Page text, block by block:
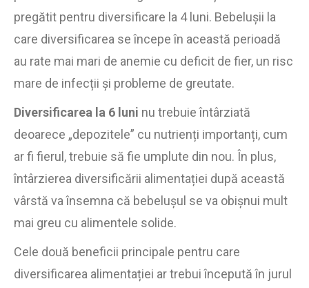
pregătit pentru diversificare la 4 luni. Bebelușii la
care diversificarea se începe în această perioadă
au rate mai mari de anemie cu deficit de fier, un risc
mare de infecții și probleme de greutate.
Diversificarea la 6 luni nu trebuie întârziată
deoarece „depozitele” cu nutrienți importanți, cum
ar fi fierul, trebuie să fie umplute din nou. În plus,
întârzierea diversificării alimentației după această
vârstă va însemna că bebelușul se va obișnui mult
mai greu cu alimentele solide.
Cele două beneficii principale pentru care
diversificarea alimentației ar trebui începută în jurul